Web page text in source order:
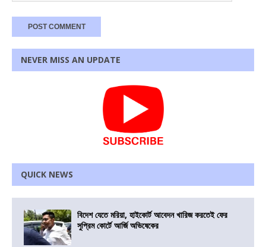
NEVER MISS AN UPDATE
QUICK NEWS
বিদেশ যেতে মরিয়া, হাইকোর্ট আবেদন খারিজ করতেই ফের
সুপ্রিম কোর্টে আর্জি অভিষেকের